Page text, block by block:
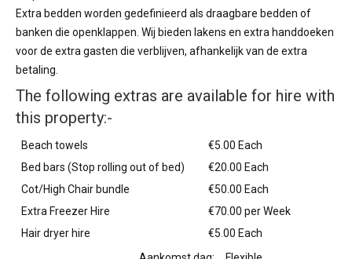
Extra bedden worden gedefinieerd als draagbare bedden of
banken die openklappen. Wij bieden lakens en extra handdoeken
voor de extra gasten die verblijven, afhankelijk van de extra
betaling.
The following extras are available for hire with
this property:-
Beach towels
€5.00 Each
Bed bars (Stop rolling out of bed)
€20.00 Each
Cot/High Chair bundle
€50.00 Each
Extra Freezer Hire
€70.00 per Week
Hair dryer hire
€5.00 Each